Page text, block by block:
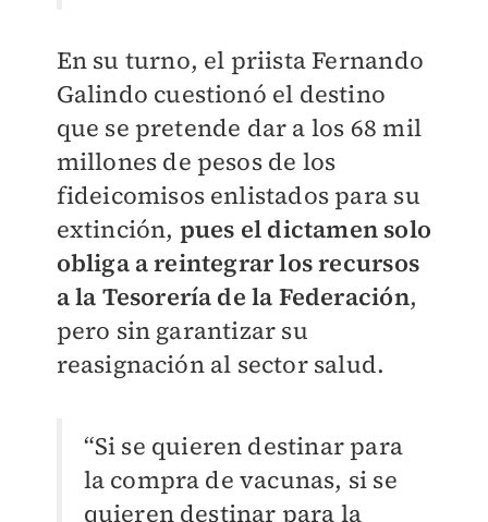
En su turno, el priista Fernando
Galindo cuestionó el destino
que se pretende dar a los 68 mil
millones de pesos de los
fideicomisos enlistados para su
extinción, pues el dictamen solo
obliga a reintegrar los recursos
a la Tesorería de la Federación,
pero sin garantizar su
reasignación al sector salud.
“Si se quieren destinar para
la compra de vacunas, si se
quieren destinar para la